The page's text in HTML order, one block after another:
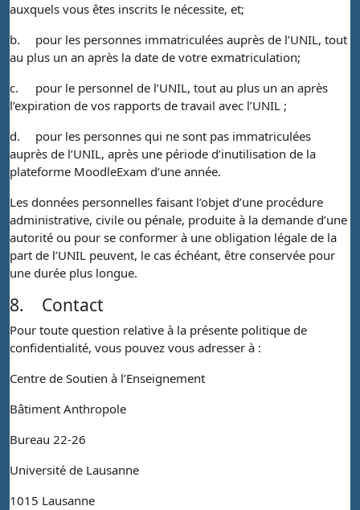
auxquels vous êtes inscrits le nécessite, et;
b.
pour les personnes immatriculées auprès de l’UNIL, tout
au plus un an après la date de votre exmatriculation;
c.
pour le personnel de l’UNIL, tout au plus un an après
l’expiration de vos rapports de travail avec l’UNIL ;
d.
pour les personnes qui ne sont pas immatriculées
auprès de l’UNIL, après une période d’inutilisation de la
plateforme MoodleExam d’une année.
Les données personnelles faisant l’objet d’une procédure
administrative, civile ou pénale, produite à la demande d’une
autorité ou pour se conformer à une obligation légale de la
part de l’UNIL peuvent, le cas échéant, être conservée pour
une durée plus longue.
8. Contact
Pour toute question relative à la présente politique de
confidentialité, vous pouvez vous adresser à :
Centre de Soutien à l’Enseignement
Bâtiment Anthropole
Bureau 22-26
Université de Lausanne
1015 Lausanne